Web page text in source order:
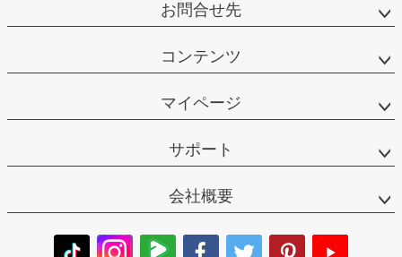
お問合せ先
コンテンツ
マイページ
サポート
会社概要